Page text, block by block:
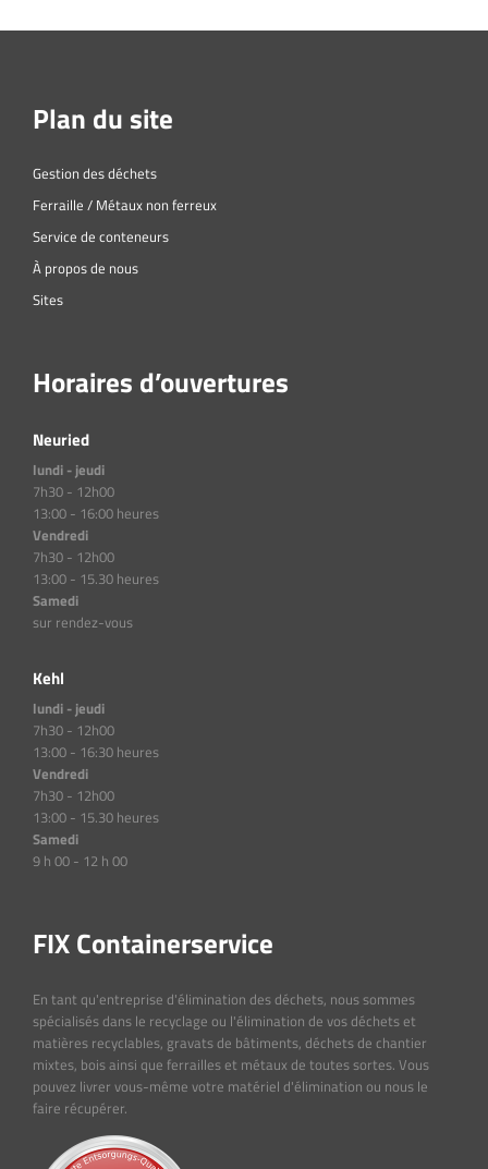
Plan du site
Gestion des déchets
Ferraille / Métaux non ferreux
Service de conteneurs
À propos de nous
Sites
Horaires d’ouvertures
Neuried
lundi - jeudi
7h30 - 12h00
13:00 - 16:00 heures
Vendredi
7h30 - 12h00
13:00 - 15.30 heures
Samedi
sur rendez-vous
Kehl
lundi - jeudi
7h30 - 12h00
13:00 - 16:30 heures
Vendredi
7h30 - 12h00
13:00 - 15.30 heures
Samedi
9 h 00 - 12 h 00
FIX Containerservice
En tant qu'entreprise d'élimination des déchets, nous sommes
spécialisés dans le recyclage ou l'élimination de vos déchets et
matières recyclables, gravats de bâtiments, déchets de chantier
mixtes, bois ainsi que ferrailles et métaux de toutes sortes. Vous
pouvez livrer vous-même votre matériel d'élimination ou nous le
faire récupérer.